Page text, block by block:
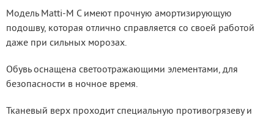
Модель Matti-M C имеют прочную амортизирующую
подошву, которая отлично справляется со своей работой
даже при сильных морозах.
Обувь оснащена светоотражающими элементами, для
безопасности в ночное время.
Тканевый верх проходит специальную противогрязеву и